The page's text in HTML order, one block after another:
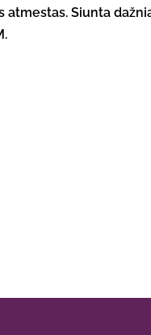
atmestas. Siunta